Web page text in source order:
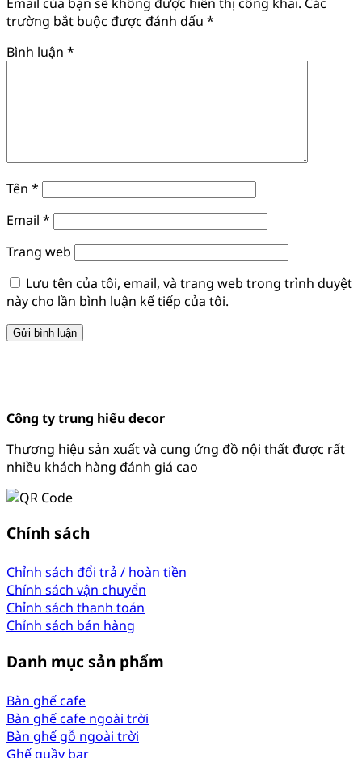
trường bắt buộc được đánh dấu *
Bình luận *
Tên *
Email *
Trang web
Lưu tên của tôi, email, và trang web trong trình duyệt
này cho lần bình luận kế tiếp của tôi.
Công ty trung hiếu decor
Thương hiệu sản xuất và cung ứng đồ nội thất được rất
nhiều khách hàng đánh giá cao
Chính sách
Chỉnh sách đổi trả / hoàn tiền
Chính sách vận chuyển
Chỉnh sách thanh toán
Chỉnh sách bán hàng
Danh mục sản phẩm
Bàn ghế cafe
Bàn ghế cafe ngoài trời
Bàn ghế gỗ ngoài trời
Ghế quầy bar